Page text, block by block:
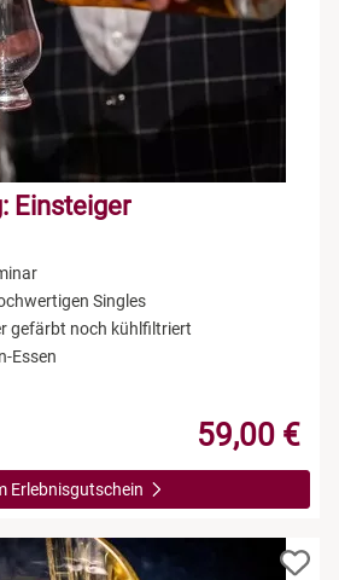
Einsteiger
Singles
gefärbt noch kühlfiltriert
Essen
59,00 €
Erlebnisgutschein